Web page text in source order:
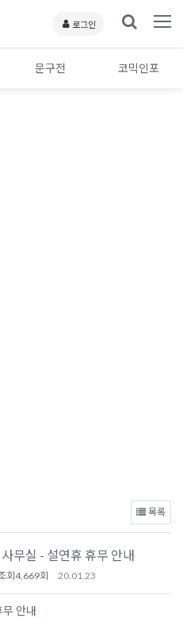
로그인
문구전 코믹인포
목록
무실 - 설연휴 휴무 안내
회 4,669회 20.01.23
안내